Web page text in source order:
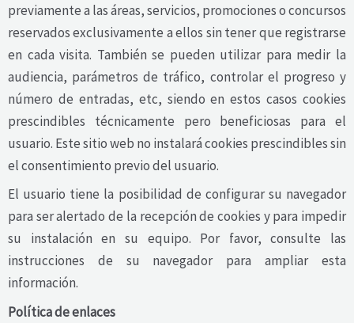
previamente a las áreas, servicios, promociones o concursos
reservados exclusivamente a ellos sin tener que registrarse
en cada visita. También se pueden utilizar para medir la
audiencia, parámetros de tráfico, controlar el progreso y
número de entradas, etc, siendo en estos casos cookies
prescindibles técnicamente pero beneficiosas para el
usuario. Este sitio web no instalará cookies prescindibles sin
el consentimiento previo del usuario.
El usuario tiene la posibilidad de configurar su navegador
para ser alertado de la recepción de cookies y para impedir
su instalación en su equipo. Por favor, consulte las
instrucciones de su navegador para ampliar esta
información.
Política de enlaces